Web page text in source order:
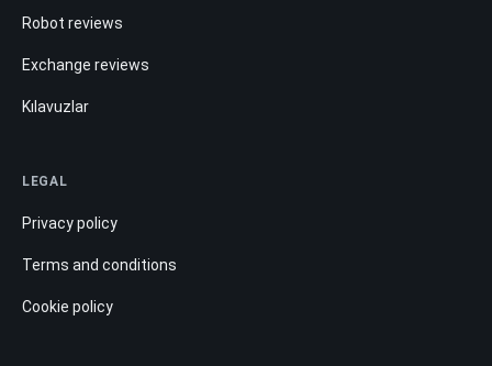
Robot reviews
Exchange reviews
Kılavuzlar
LEGAL
Privacy policy
Terms and conditions
Cookie policy